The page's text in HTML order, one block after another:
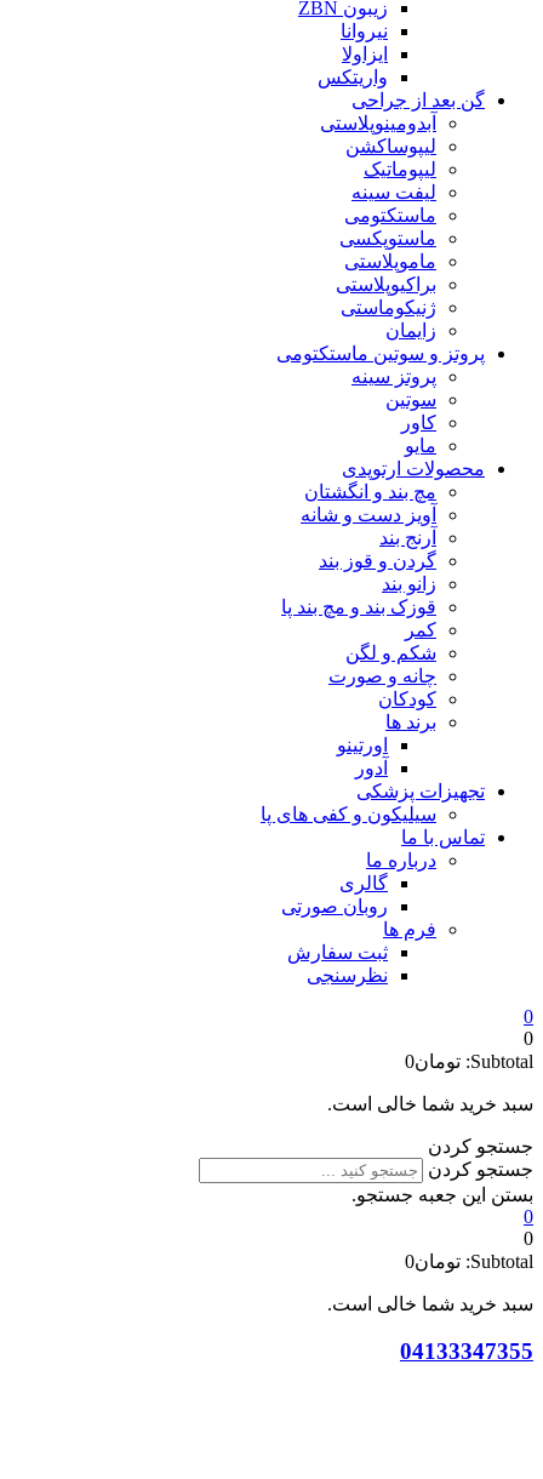
زیبون ZBN
نیروانا
ایزاولا
واریتکس
گن بعد از جراحی
آبدومینوپلاستی
لیپوساکشن
لیپوماتیک
لیفت سینه
ماستکتومی
ماستوپکسی
ماموپلاستی
براکیوپلاستی
ژنیکوماستی
زایمان
پروتز و سوتین ماستکتومی
پروتز سینه
سوتین
کاور
مایو
محصولات ارتوپدی
مچ بند و انگشتان
آویز دست و شانه
آرنج بند
گردن و قوز بند
زانو بند
قوزک بند و مچ بند پا
کمر
شکم و لگن
چانه و صورت
کودکان
برند ها
اورتینو
آدور
تجهیزات پزشکی
سیلیکون و کفی های پا
تماس با ما
درباره ما
گالری
روبان صورتی
فرم ها
ثبت سفارش
نظرسنجی
0
0
Subtotal: تومان0
سبد خرید شما خالی است.
جستجو کردن
جستجو کردن
بستن این جعبه جستجو.
0
0
Subtotal: تومان0
سبد خرید شما خالی است.
04133347355